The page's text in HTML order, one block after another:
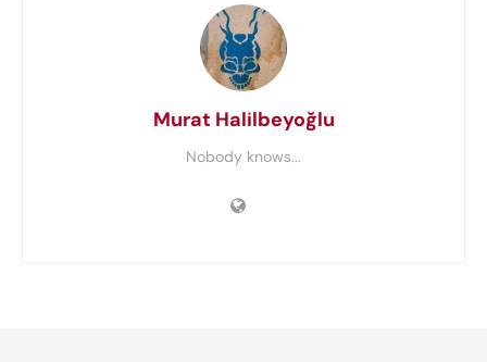
Murat Halilbeyoğlu
Nobody knows...